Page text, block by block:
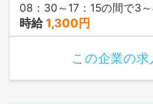
08：30～17：15の間で3
時給 1,300円
この企業の